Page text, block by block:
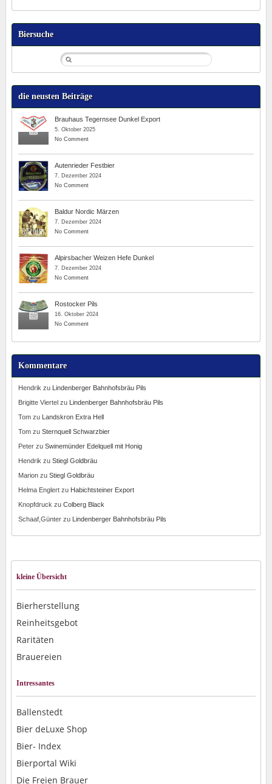
Biersuche
die neusten Beiträge
Brauhaus Tegernsee Dunkel Export
5. Oktober 2025
No Comment
Autenrieder Festbier
7. Dezember 2024
No Comment
Baldur Nordic Märzen
7. Dezember 2024
No Comment
Alpirsbacher Weizen Hefe Dunkel
7. Dezember 2024
No Comment
Rostocker Pils
16. Oktober 2024
No Comment
Kommentare
Hendrik zu
Lindenberger Bahnhofsbräu Pils
Brigitte Viertel zu
Lindenberger Bahnhofsbräu Pils
Tomzu
Landskron Extra Hell
Tomzu Sternquell Schwarzbier
Peterzu Swinemünder Edelquell mit Honig
Hendrik zu Stiegl Goldbräu
Marionzu Stiegl Goldbräu
Helma Englertzu Habichtsteiner Export
Knopfdruck zu Colberg Black
Schaaf,Günterzu Lindenberger Bahnhofsbräu Pils
kleine Übersicht
Bierherstellung
Reinheitsgebot
Raritäten
Brauereien
Intressantes
Ballenstedt
Bier deLuxe Shop
Bier- Index
Bierportal Wiki
Die Freien Brauer